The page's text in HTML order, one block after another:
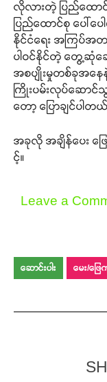
လိုလားတဲ့ ပြည်ထောင်
ပြည်ထောင်စု ပေါ်ပ
နိုင်ငံရေး အကြပ်အ
ပါဝင်နိုင်တဲ့ တွေ့ဆုံဆွ
အစပျိုးမှုတစ်ခုအနေ
ကြိုးပမ်းလုပ်ဆောင်
တော့ ပြောချင်ပါတ
အခုလို အချိန်ပေး ဖ
င့်။
Leave a
ဆောင်းပါး မေး/ဖြ